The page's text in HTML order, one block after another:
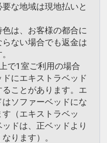
な地域は現地払いと
色は、お客様の都合に
ない場合でも返金は
で1室ご利用の場合
にエキストラベッド
ことがあります。エ
ソファーベッドにな
（エキストラベッ
ッドは、正ベッドより
ります）。